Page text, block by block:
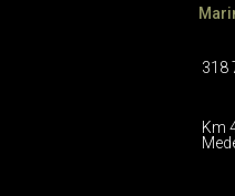
318
Km